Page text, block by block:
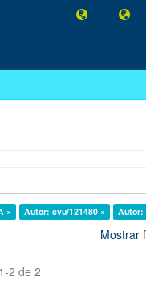
× Autor: cvu/121480 × Autor:
Mostrar
2 de 2